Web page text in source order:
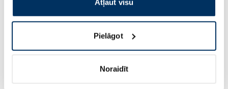
Atļaut visu
Pielāgot
Noraidīt